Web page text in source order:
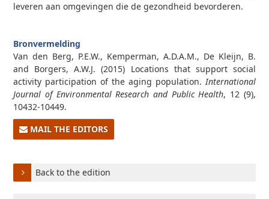
leveren aan omgevingen die de gezondheid bevorderen.
Bronvermelding
Van den Berg, P.E.W., Kemperman, A.D.A.M., De Kleijn, B.
and Borgers, A.W.J. (2015) Locations that support social
activity participation of the aging population.International
Journal of Environmental Research and Public Health, 12 (9),
10432-10449.
MAIL THE EDITORS
Back to the edition